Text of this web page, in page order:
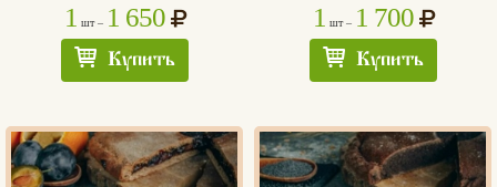
1 шт – 1 650
Купить
1 шт – 1 700
Купить